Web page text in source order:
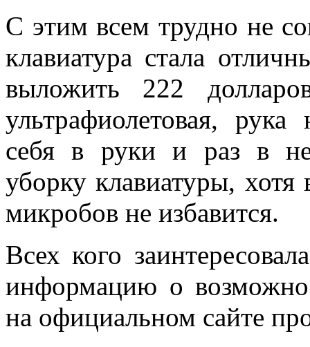
С этим всем трудно не
клавиатура стала
выложить 222
ультрафиолетовая,
себя в руки и раз в
уборку клавиатуры,
микробов не избавится.
Всех кого
информацию о
на официальном сайте